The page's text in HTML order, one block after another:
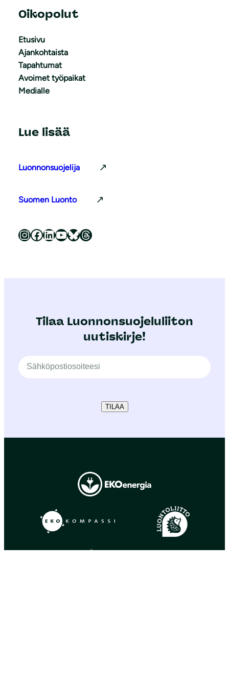
Oikopolut
Etusivu
Ajankohtaista
Tapahtumat
Avoimet työpaikat
Medialle
Lue lisää
Luonnonsuojelija
Suomen Luonto
Luonnonsuojeluliitto Instagramissa Luonnonsuojeluliitto Facebookissa Luonnonsuojeluliitto LinkedInissä Luonnonsuojeluliiton YouTube-kanava Luonnonsuojeluliitto Blueskyssa Luonnonsuojeluliitto Threadsissa
Tilaa Luonnonsuojeluliiton
uutiskirje!
TILAA